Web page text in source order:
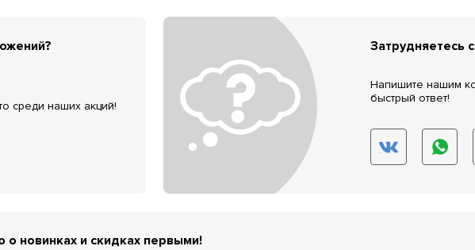
среди наших акций!
Затрудняетесь
Напишите нашим
быстрый ответ!
новинках и скидках первыми!